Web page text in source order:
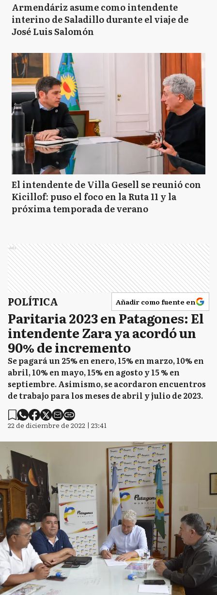
Armendáriz asume como intendente
interino de Saladillo durante el viaje de
José Luis Salomón
El intendente de Villa Gesell se reunió con
Kicillof: puso el foco en la Ruta 11 y la
próxima temporada de verano
Ads
POLÍTICA Añadir como fuente en
Paritaria 2023 en Patagones: El
intendente Zara ya acordó un
90% de incremento
Se pagará un 25% en enero, 15% en marzo, 10% en
abril, 10% en mayo, 15% en agosto y 15 % en
septiembre. Asimismo, se acordaron encuentros
de trabajo para los meses de abril y julio de 2023.
22 de diciembre de 2022 | 23:41